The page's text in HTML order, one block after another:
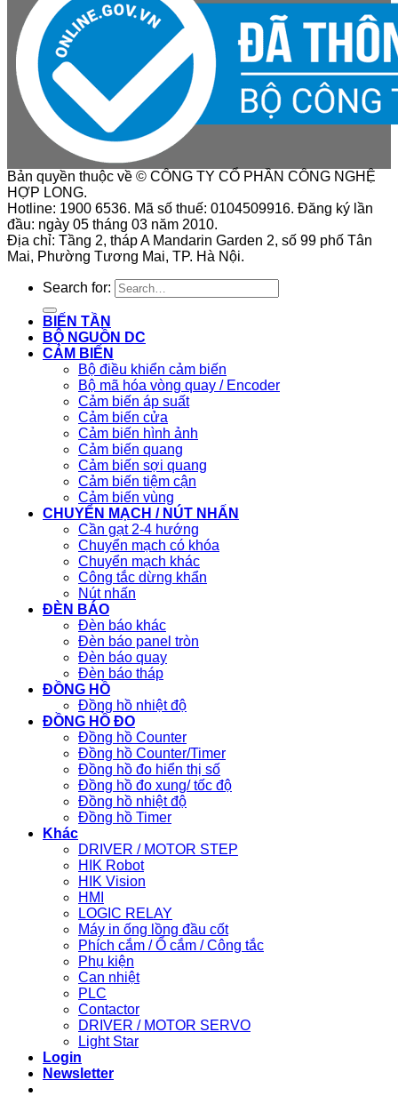
Bản quyền thuộc về © CÔNG TY CỔ PHẦN CÔNG NGHỆ
HỢP LONG.
Hotline: 1900 6536. Mã số thuế: 0104509916. Đăng ký lần
đầu: ngày 05 tháng 03 năm 2010.
Địa chỉ: Tầng 2, tháp A Mandarin Garden 2, số 99 phố Tân
Mai, Phường Tương Mai, TP. Hà Nội.
Search for:
BIẾN TẦN
BỘ NGUỒN DC
CẢM BIẾN
Bộ điều khiển cảm biến
Bộ mã hóa vòng quay / Encoder
Cảm biến áp suất
Cảm biến cửa
Cảm biến hình ảnh
Cảm biến quang
Cảm biến sợi quang
Cảm biến tiệm cận
Cảm biến vùng
CHUYỂN MẠCH / NÚT NHẤN
Cần gạt 2-4 hướng
Chuyển mạch có khóa
Chuyển mạch khác
Công tắc dừng khẩn
Nút nhấn
ĐÈN BÁO
Đèn báo khác
Đèn báo panel tròn
Đèn báo quay
Đèn báo tháp
ĐỒNG HỒ
Đồng hồ nhiệt độ
ĐỒNG HỒ ĐO
Đồng hồ Counter
Đồng hồ Counter/Timer
Đồng hồ đo hiển thị số
Đồng hồ đo xung/ tốc độ
Đồng hồ nhiệt độ
Đồng hồ Timer
Khác
DRIVER / MOTOR STEP
HIK Robot
HIK Vision
HMI
LOGIC RELAY
Máy in ống lồng đầu cốt
Phích cắm / Ổ cắm / Công tắc
Phụ kiện
Can nhiệt
PLC
Contactor
DRIVER / MOTOR SERVO
Light Star
Login
Newsletter